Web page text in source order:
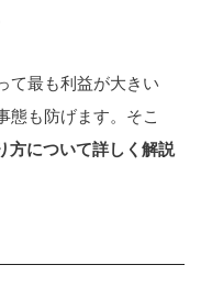
て最も利益が大きい
態も防げます。そこ
方について詳しく解説